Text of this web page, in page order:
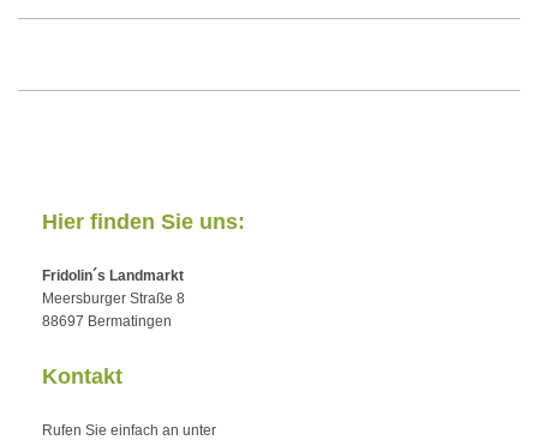
Hier finden Sie uns:
Fridolin´s Landmarkt
Meersburger Straße 8
88697 Bermatingen
Kontakt
Rufen Sie einfach an unter